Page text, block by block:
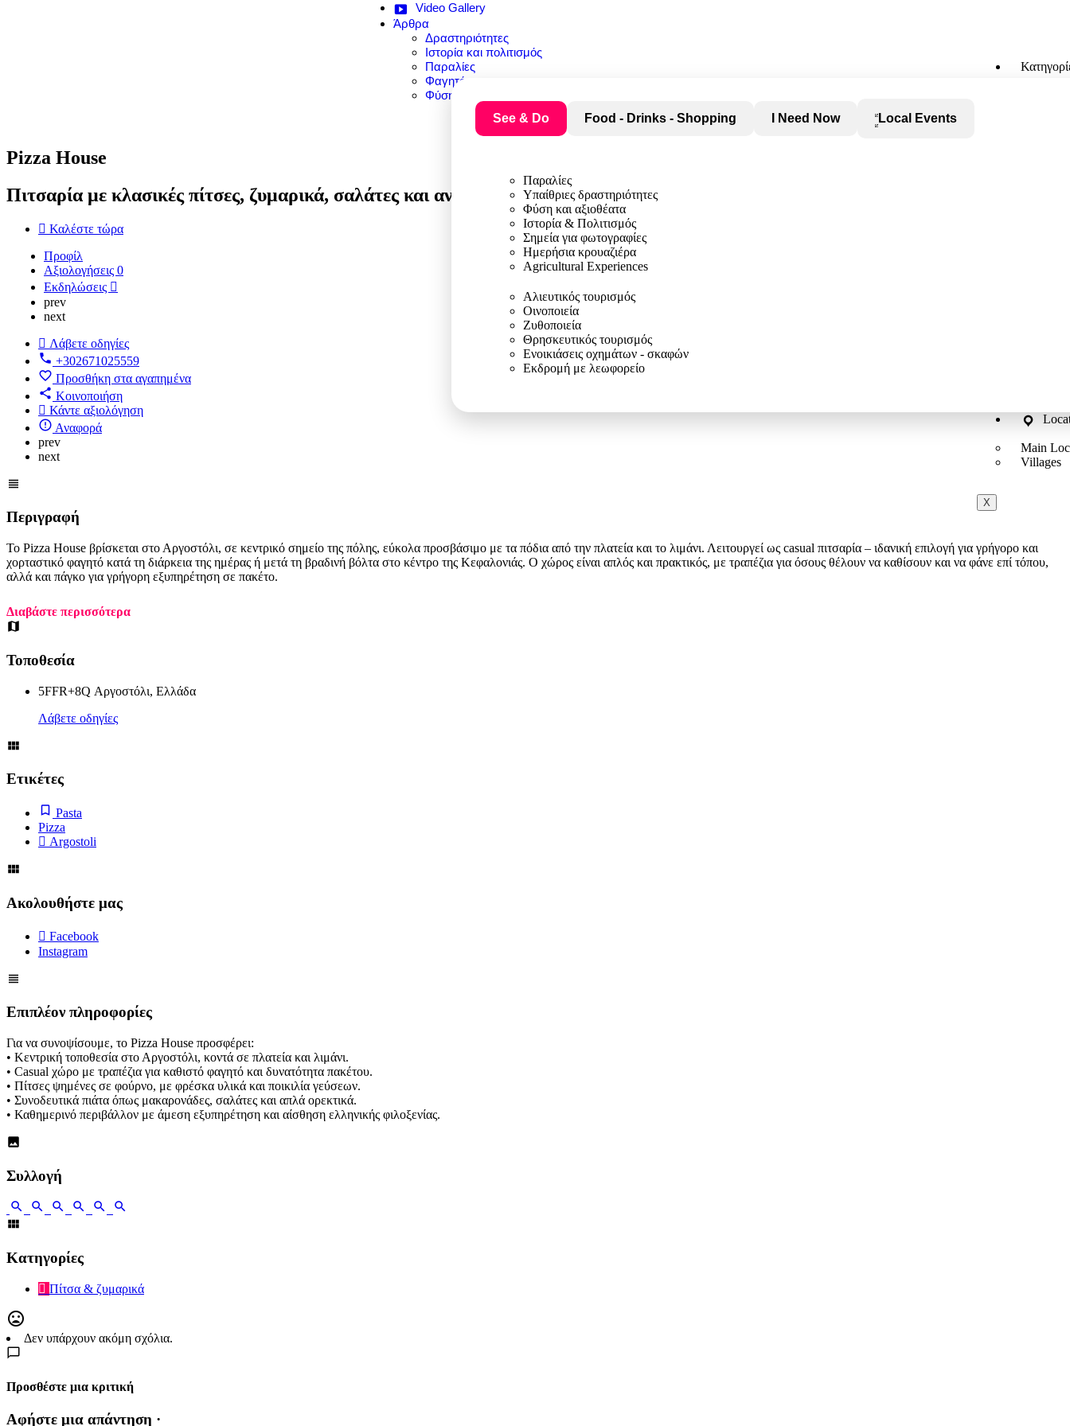
Video Gallery
Άρθρα
Δραστηριότητες
Ιστορία και πολιτισμός
Παραλίες
Φαγητό
Φύση και αξιοθέατα
See & Do Food - Drinks - Shopping I Need Now Local Events
Παραλίες
Υπαίθριες δραστηριότητες
Φύση και αξιοθέατα
Ιστορία & Πολιτισμός
Σημεία για φωτογραφίες
Ημερήσια κρουαζιέρα
Agricultural Experiences
Αλιευτικός τουρισμός
Οινοποιεία
Ζυθοποιεία
Θρησκευτικός τουρισμός
Ενοικιάσεις οχημάτων - σκαφών
Εκδρομή με λεωφορείο
Main
Villages
X
Pizza House
Πιτσαρία με κλασικές πίτσες, ζυμαρικά, σαλάτες και αναψυκτικά.
Καλέστε τώρα
Προφίλ
Αξιολογήσεις 0
Εκδηλώσεις
prev
next
Λάβετε οδηγίες
+302671025559
Προσθήκη στα αγαπημένα
Κοινοποιήση
Κάντε αξιολόγηση
Αναφορά
prev
next
Περιγραφή
Το Pizza House βρίσκεται στο Αργοστόλι, σε κεντρικό σημείο της πόλης, εύκολα προσβάσιμο με τα πόδια από την πλατεία και το λιμάνι. Λειτουργεί ως casual πιτσαρία – ιδανική επιλογή για γρήγορο και
χορταστικό φαγητό κατά τη διάρκεια της ημέρας ή μετά τη βραδινή βόλτα στο κέντρο της Κεφαλονιάς. Ο χώρος είναι απλός και πρακτικός, με τραπέζια για όσους θέλουν να καθίσουν και να φάνε επί τόπου,
αλλά και πάγκο για γρήγορη εξυπηρέτηση σε πακέτο.
Διαβάστε περισσότερα
Τοποθεσία
5FFR+8Q Αργοστόλι, Ελλάδα
Λάβετε οδηγίες
Ετικέτες
Pasta
Pizza
Argostoli
Ακολουθήστε μας
Facebook
Instagram
Επιπλέον πληροφορίες
Για να συνοψίσουμε, το Pizza House προσφέρει:
• Κεντρική τοποθεσία στο Αργοστόλι, κοντά σε πλατεία και λιμάνι.
• Casual χώρο με τραπέζια για καθιστό φαγητό και δυνατότητα πακέτου.
• Πίτσες ψημένες σε φούρνο, με φρέσκα υλικά και ποικιλία γεύσεων.
• Συνοδευτικά πιάτα όπως μακαρονάδες, σαλάτες και απλά ορεκτικά.
• Καθημερινό περιβάλλον με άμεση εξυπηρέτηση και αίσθηση ελληνικής φιλοξενίας.
Συλλογή
Κατηγορίες
Πίτσα & ζυμαρικά
Δεν υπάρχουν ακόμη σχόλια.
Προσθέστε μια κριτική
Αφήστε μια απάντηση ·